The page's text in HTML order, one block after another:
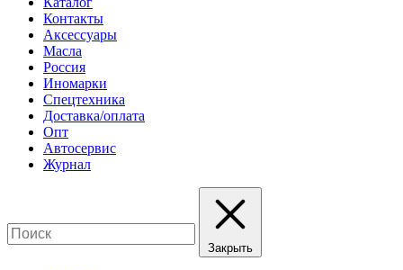
Контакты
Аксессуары
Масла
Россия
Иномарки
Спецтехника
Доставка/оплата
Опт
Автосервис
Журнал
Закрыть